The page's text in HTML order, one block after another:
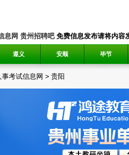
息网 贵州招聘吧免费信息发布请将内容
遵义 安顺 毕节
事考试信息网 > 贵阳